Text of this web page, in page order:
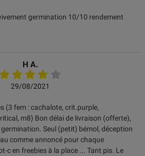
germination 10/10 rendement
H A.
29/08/2021
(3 fem : cachalote, crit.purple,
m8) Bon délai de livraison (offerte),
Seul (petit) bémol, déception
comme annoncé pour chaque
c en freebies à la place ... Tant pis. Le